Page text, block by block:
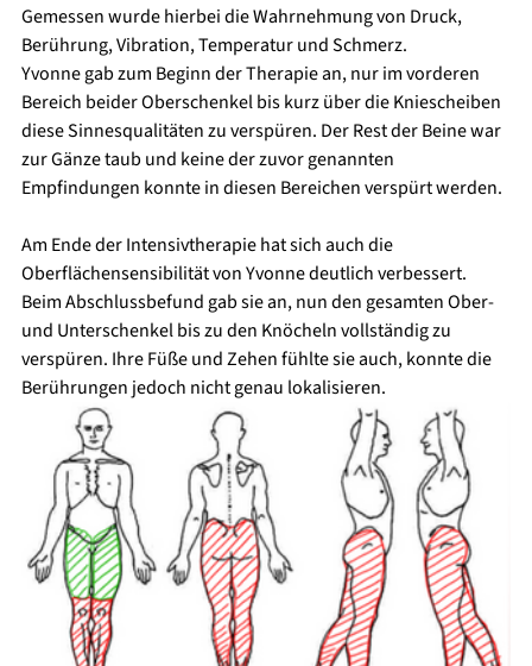
Gemessen wurde hierbei die Wahrnehmung von Druck,
Berührung, Vibration, Temperatur und Schmerz.
Yvonne gab zum Beginn der Therapie an, nur im vorderen
Bereich beider Oberschenkel bis kurz über die Kniescheiben
diese Sinnesqualitäten zu verspüren. Der Rest der Beine war
zur Gänze taub und keine der zuvor genannten
Empfindungen konnte in diesen Bereichen verspürt werden.
Am Ende der Intensivtherapie hat sich auch die
Oberflächensensibilität von Yvonne deutlich verbessert.
Beim Abschlussbefund gab sie an, nun den gesamten Ober-
und Unterschenkel bis zu den Knöcheln vollständig zu
verspüren. Ihre Füße und Zehen fühlte sie auch, konnte die
Berührungen jedoch nicht genau lokalisieren.